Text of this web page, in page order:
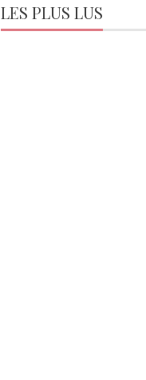
LES PLUS LUS